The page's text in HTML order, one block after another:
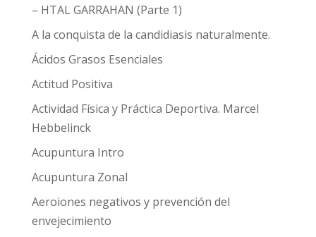
– HTAL GARRAHAN (Parte 1)
A la conquista de la candidiasis naturalmente.
Ácidos Grasos Esenciales
Actitud Positiva
Actividad Física y Práctica Deportiva. Marcel
Hebbelinck
Acupuntura Intro
Acupuntura Zonal
Aeroiones negativos y prevención del
envejecimiento